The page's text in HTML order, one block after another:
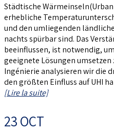
Städtische
erhebliche
und den umliegenden
nachts spürbar sind. Das
beeinflussen, ist notwendig,
geeignete Lösungen umsetzen
Ingénierie analysieren wir die
den größten Einfluss auf UHI
[Lire la suite]
23 OCT